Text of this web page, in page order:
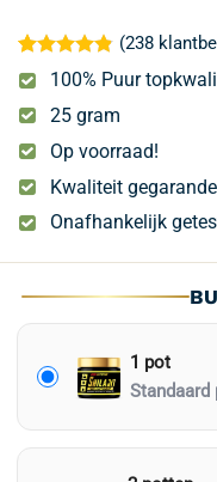
Gewaardeerd
4.79
op 5
gebaseerd
op
238
klantbeoordelingen
(238
100% Puur
25 gram
Op voorraad!
Kwaliteit
Onafhankelijk
1 pot
Standaard